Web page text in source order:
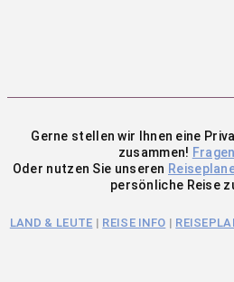
Gerne stellen wir Ihnen eine
zusammen!
Oder nutzen Sie unseren
persönliche Reise
LAND & LEUTE | REISE INFO |